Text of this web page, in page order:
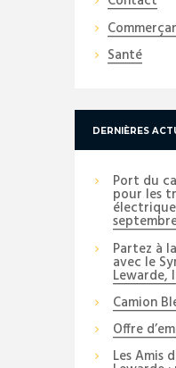
Santé
DERNIÈRES
Port du
pour les
Partez à
avec le
Lewarde,
Camion
Offre
Les Amis